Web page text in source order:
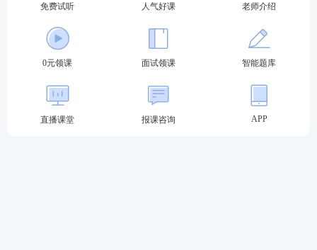
高中：语文、数学、英语、物理、化学、生物、思想
政治、历史、地理、音乐、体育与健康、美术、信息
技术、通用技术、心理健康教育、日语、俄语、特殊
教育、法语、德语、西班牙语、藏语文、朝鲜语文、
彝语文，面试所选科目与笔试科目三相同。
中职及中职实习指导：由各省自主安排。
免费试听 人气好课 老师介绍
0元领课 面试领课 智能题库
直播课堂 报课咨询 APP